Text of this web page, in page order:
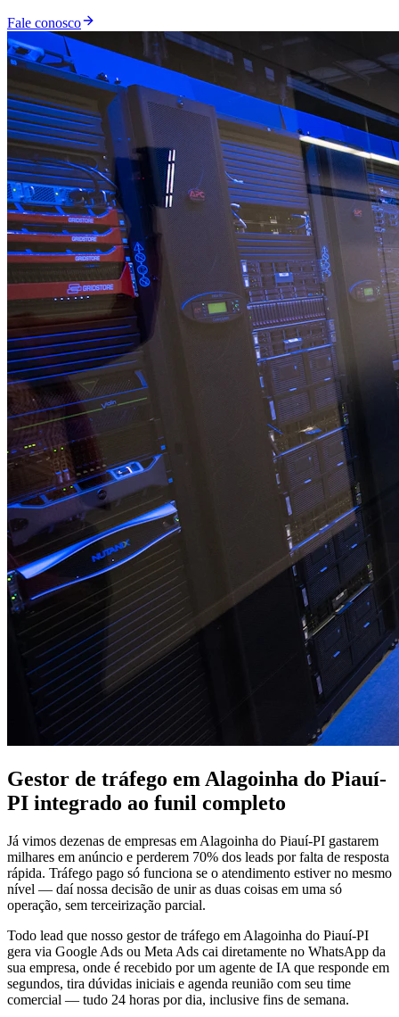
Fale conosco
Gestor de tráfego em Alagoinha do Piauí-
PI integrado ao funil completo
Já vimos dezenas de empresas em Alagoinha do Piauí-PI gastarem
milhares em anúncio e perderem 70% dos leads por falta de resposta
rápida. Tráfego pago só funciona se o atendimento estiver no mesmo
nível — daí nossa decisão de unir as duas coisas em uma só
operação, sem terceirização parcial.
Todo lead que nosso gestor de tráfego em Alagoinha do Piauí-PI
gera via Google Ads ou Meta Ads cai diretamente no WhatsApp da
sua empresa, onde é recebido por um agente de IA que responde em
segundos, tira dúvidas iniciais e agenda reunião com seu time
comercial — tudo 24 horas por dia, inclusive fins de semana.